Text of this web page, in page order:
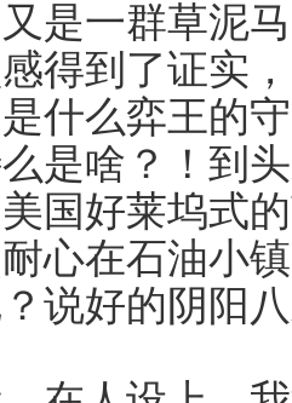
是一群草泥
得到了证实
什么弈王的
是啥？！到
国好莱坞式
心在石油小
说好的阴阳